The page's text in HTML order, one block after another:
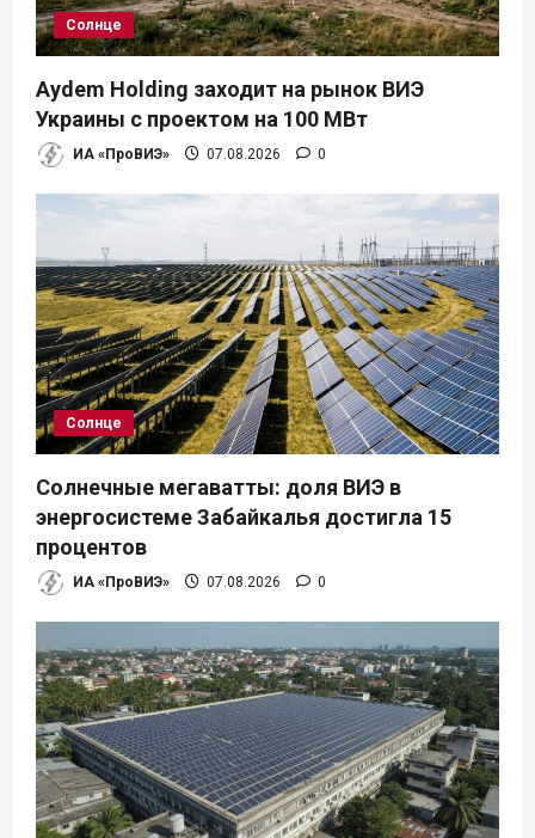
а
п
и
с
я
м
Солнце
Aydem Holding заходит на рынок ВИЭ
Украины с проектом на 100 МВт
ИА «ПроВИЭ» 07.08.2026 0
Солнце
Солнечные мегаватты: доля ВИЭ в
энергосистеме Забайкалья достигла 15
процентов
ИА «ПроВИЭ» 07.08.2026 0